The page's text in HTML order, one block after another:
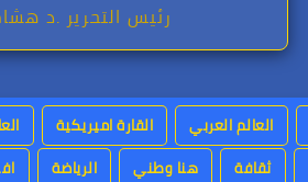
رئيس التحرير .د
العالم العربي القارة اميريكية
ثقافة هنا وطني الرياضة